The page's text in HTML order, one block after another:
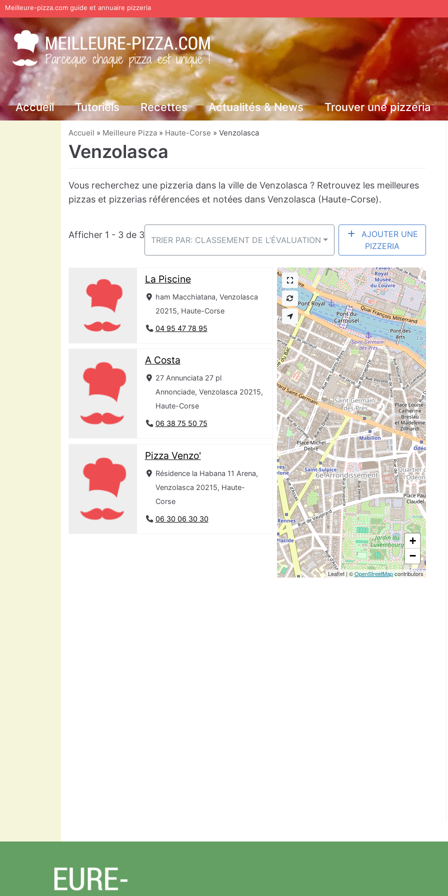
Aller
au
contenu
Meilleure-pizza.com guide et annuaire pizzeria
Accueil Tutoriels Recettes Actualités & News Trouver une pizzeria
Accueil » Meilleure Pizza » Haute-Corse » Venzolasca
Venzolasca
Vous recherchez une pizzeria dans la ville de Venzolasca ? Retrouvez les meilleures
pizzas et pizzerias référencées et notées dans Venzolasca (Haute-Corse).
Afficher 1 - 3 de 3 TRIER PAR: CLASSEMENT DE L’ÉVALUATION
AJOUTER UNE
PIZZERIA
La Piscine
ham Macchiatana, Venzolasca
20215, Haute-Corse
04 95 47 78 95
A Costa
27 Annunciata 27 pl
Annonciade, Venzolasca 20215,
Haute-Corse
06 38 75 50 75
Pizza Venzo'
Résidence la Habana 11 Arena,
Venzolasca 20215, Haute-
Corse
06 30 06 30 30
+
−
Leaflet| ©OpenStreetMapcontributors